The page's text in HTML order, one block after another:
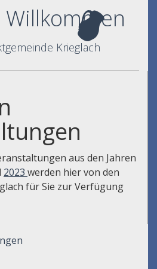
Krieglach
aus den Jahren
2023 werden hier von den
für Sie zur Verfügung